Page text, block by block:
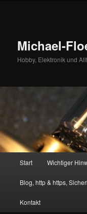
Michael-
Hobby, Elektronik und
Start Wichtiger
Blog, http & https,
Kontakt